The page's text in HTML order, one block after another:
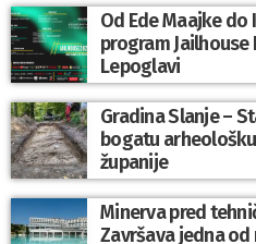
Od Ede Maajke
program Jailhouse
Lepoglavi
Gradina Slanje –
bogatu
županije
Minerva pred
Završava jedna